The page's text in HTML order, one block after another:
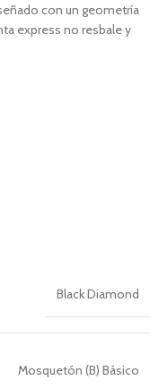
con un geometría
express no resbale y
Black Diamond
Mosquetón (B) Básico